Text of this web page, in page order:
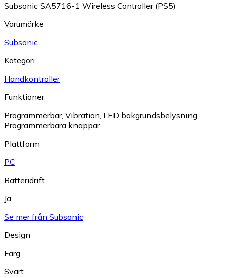
Subsonic SA5716-1 Wireless Controller (PS5)
Varumärke
Subsonic
Kategori
Handkontroller
Funktioner
Programmerbar, Vibration, LED bakgrundsbelysning,
Programmerbara knappar
Plattform
PC
Batteridrift
Ja
Se mer från Subsonic
Design
Färg
Svart